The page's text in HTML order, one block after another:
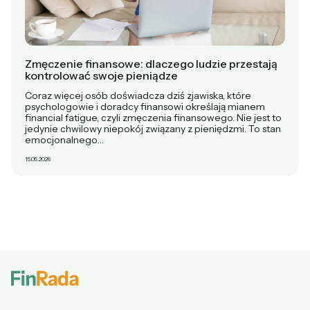
Zmęczenie finansowe: dlaczego ludzie przestają
kontrolować swoje pieniądze
Coraz więcej osób doświadcza dziś zjawiska, które
psychologowie i doradcy finansowi określają mianem
financial fatigue, czyli zmęczenia finansowego. Nie jest to
jedynie chwilowy niepokój związany z pieniędzmi. To stan
emocjonalnego…
15.05.2026